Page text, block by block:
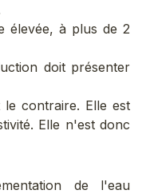
élevée, à plus de 2
doit présenter
contraire. Elle est
Elle n'est donc
de l'eau